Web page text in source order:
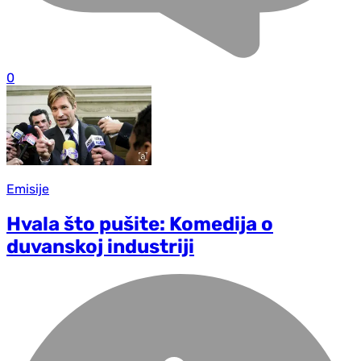
0
Emisije
Hvala što pušite: Komedija o
duvanskoj industriji